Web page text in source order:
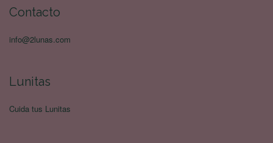
Contacto
info@2lunas.com
Lunitas
Cuida tus Lunitas